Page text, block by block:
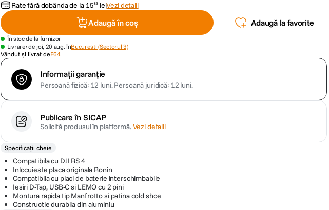
Rate fără dobânda de la 1583 leiVezi detalii
Adaugă în coș Adaugă la favorite
În stoc de la furnizor
Livrare: de joi, 20 aug. înBucuresti (Sectorul 3)
Vândut și livrat deF64
Informații garanție
Persoană fizică: 12 luni.Persoană juridică: 12 luni.
Publicare în SICAP
Solicită produsul în platformă.Vezi detalii
Specificații cheie
Compatibila cu DJI RS 4
Inlocuieste placa originala Ronin
Compatibila cu placi de baterie interschimbabile
Iesiri D-Tap, USB-C si LEMO cu 2 pini
Montura rapida tip Manfrotto si patina cold shoe
Constructie durabila din aluminiu